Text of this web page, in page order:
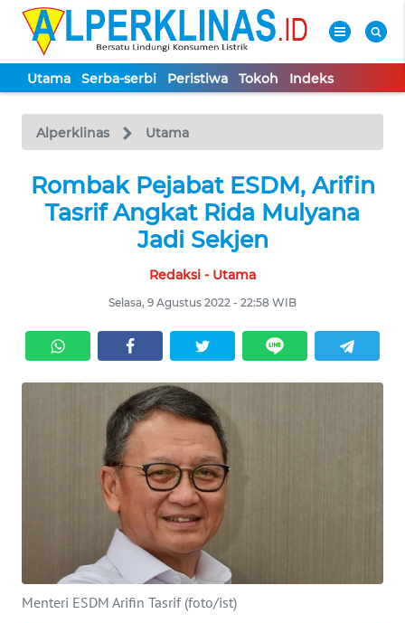
Utama Serba-serbi Peristiwa Tokoh Indeks
Alperklinas Utama
Rombak Pejabat ESDM, Arifin
Tasrif Angkat Rida Mulyana
Jadi Sekjen
Redaksi - Utama
Selasa, 9 Agustus 2022 - 22:58 WIB
Menteri ESDM Arifin Tasrif (foto/ist)
TV
Tutup
UTAMA
TOKOH
IKLAN